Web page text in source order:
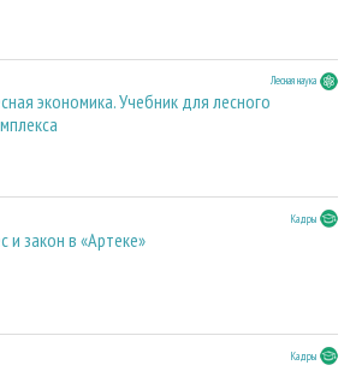
Лесная наука
экономика. Учебник для лесного
Кадры
и закон в «Артеке»
Кадры